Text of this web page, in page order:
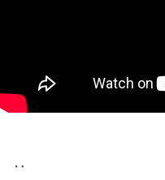
‥